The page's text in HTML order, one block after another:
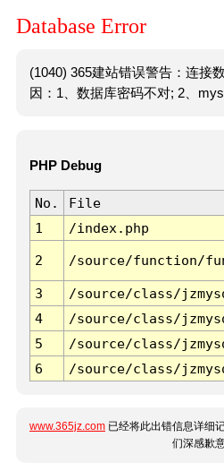
Database Error
(1040) 365建站错误警告：连接
因：1、数据库密码不对; 2、
PHP Debug
No. File
1
/index.php
2 /source/function/
3 /source/class/
4
/source/class/
5
/source/class/
6
/source/class/
www.365jz.com 已经将此出错信息详细
们深感歉